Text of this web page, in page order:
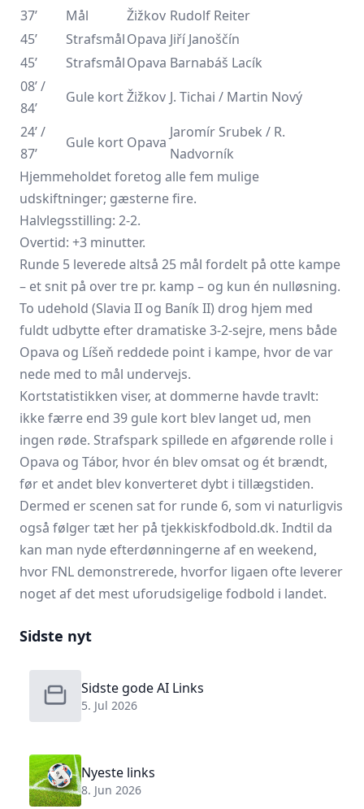
37’
Mål Žižkov Rudolf Reiter
45’
StrafsmålOpava Jiří Janoščín
45’
StrafsmålOpava Barnabáš Lacík
08’ /
84’
Gule kortŽižkov J. Tichai / Martin Nový
24’ /
87’
Gule kort Opava
Jaromír Srubek / R.
Nadvorník
Hjemmeholdet foretog alle fem mulige
udskiftninger; gæsterne fire.
Halvlegsstilling: 2-2.
Overtid: +3 minutter.
Runde 5 leverede altså 25 mål fordelt på otte kampe
– et snit på over tre pr. kamp – og kun én nulløsning.
To udehold (Slavia II og Baník II) drog hjem med
fuldt udbytte efter dramatiske 3-2-sejre, mens både
Opava og Líšeň reddede point i kampe, hvor de var
nede med to mål undervejs.
Kortstatistikken viser, at dommerne havde travlt:
ikke færre end 39 gule kort blev langet ud, men
ingen røde. Strafspark spillede en afgørende rolle i
Opava og Tábor, hvor én blev omsat og ét brændt,
før et andet blev konverteret dybt i tillægstiden.
Dermed er scenen sat for runde 6, som vi naturligvis
også følger tæt her på tjekkiskfodbold.dk. Indtil da
kan man nyde efterdønningerne af en weekend,
hvor FNL demonstrerede, hvorfor ligaen ofte leverer
noget af det mest uforudsigelige fodbold i landet.
Sidste nyt
Sidste gode AI Links
5. Jul 2026
Nyeste links
8. Jun 2026